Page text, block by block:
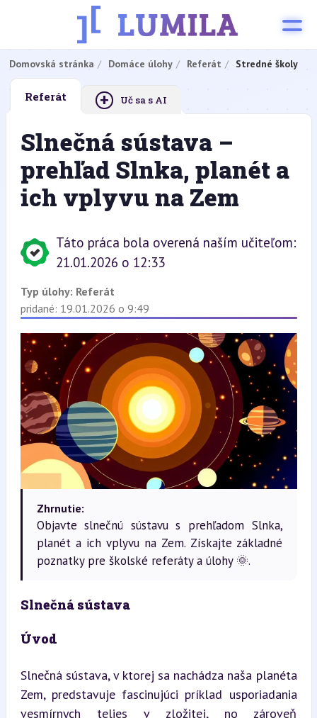
Domovská stránka Domáce úlohy Referát Stredné školy
Referát + Uč sa s AI
Slnečná sústava –
prehľad Slnka, planét a
ich vplyvu na Zem
Táto práca bola overená naším učiteľom:
21.01.2026 o 12:33
Typ úlohy: Referát
pridané: 19.01.2026 o 9:49
Zhrnutie:
Objavte slnečnú sústavu s prehľadom Slnka,
planét a ich vplyvu na Zem. Získajte základné
poznatky pre školské referáty a úlohy 🌞.
Slnečná sústava
Úvod
Slnečná sústava, v ktorej sa nachádza naša planéta
Zem, predstavuje fascinujúci príklad usporiadania
vesmírnych telies v zložitej, no zároveň